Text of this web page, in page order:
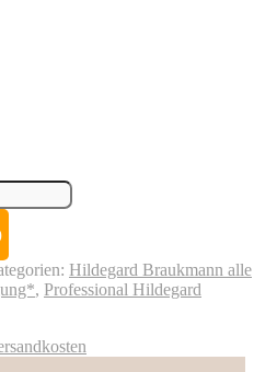
Hildegard Braukmann alle
, Professional Hildegard